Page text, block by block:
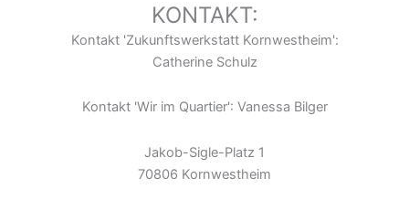
KONTAKT:
Kontakt 'Zukunftswerkstatt Kornwestheim':
Catherine Schulz
Kontakt 'Wir im Quartier': Vanessa Bilger
Jakob-Sigle-Platz 1
70806 Kornwestheim